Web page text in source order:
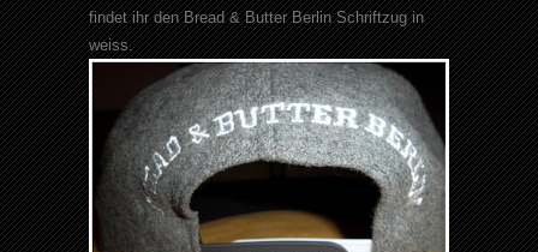
findet ihr denBread& Butter Berlin Schriftzug in
weiss.